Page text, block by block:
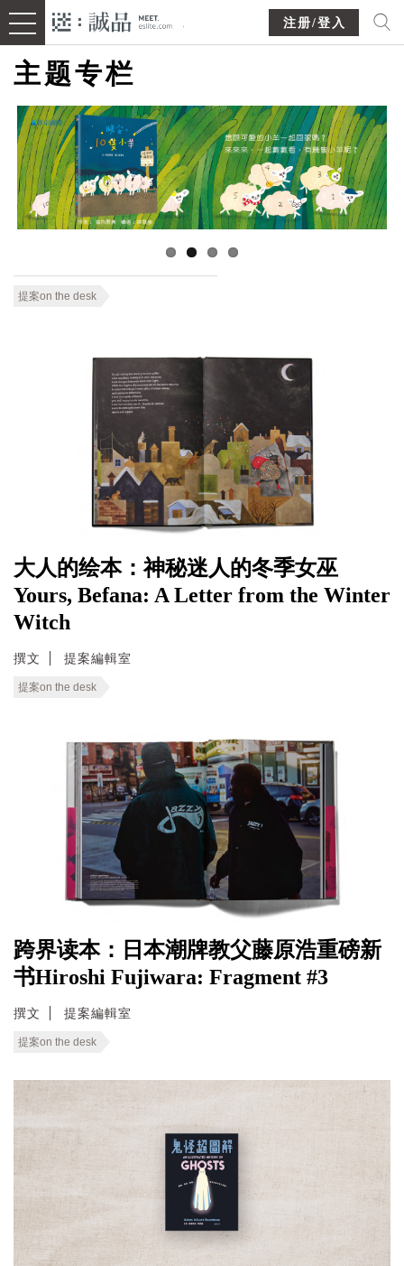
注册/登入
主题专栏
提案on the desk
大人的绘本：神秘迷人的冬季女巫
Yours, Befana: A Letter from the Winter
Witch
撰文 提案編輯室
提案on the desk
跨界读本：日本潮牌教父藤原浩重磅新
书Hiroshi Fujiwara: Fragment #3
撰文 提案編輯室
提案on the desk